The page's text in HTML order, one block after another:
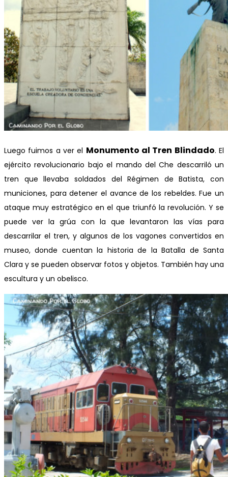
Luego fuimos a ver el Monumento al Tren Blindado. El
ejército revolucionario bajo el mando del Che descarriló un
tren que llevaba soldados del Régimen de Batista, con
municiones, para detener el avance de los rebeldes. Fue un
ataque muy estratégico en el que triunfó la revolución. Y se
puede ver la grúa con la que levantaron las vías para
descarrilar el tren, y algunos de los vagones convertidos en
museo, donde cuentan la historia de la Batalla de Santa
Clara y se pueden observar fotos y objetos. También hay una
escultura y un obelisco.